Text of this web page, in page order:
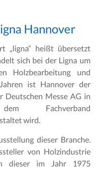
Hannover
„ligna“ heißt übersetzt
sich bei der Ligna um
Holzbearbeitung und
ist Hannover der
Deutschen Messe AG in
Fachverband
wird.
dieser Branche.
von Holzindustrie
dieser im Jahr 1975